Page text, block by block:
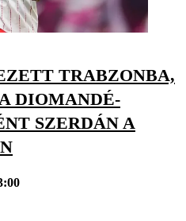
TRABZONBA,
DIOMANDÉ-
SZERDÁN A